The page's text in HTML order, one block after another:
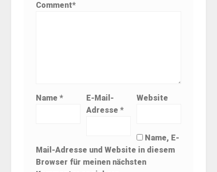
Comment*
Name*
E-Mail-
Adresse *
Website
Name, E-
Mail-Adresse und Website in diesem
Browser für meinen nächsten